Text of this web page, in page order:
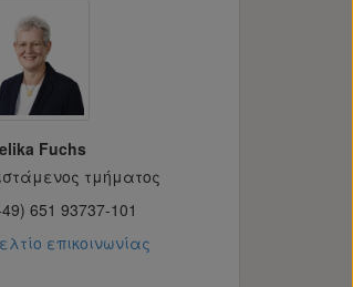
Fuchs
τμήματος
651 93737-101
επικοινωνίας